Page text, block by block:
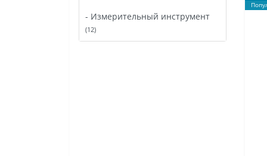
- Измерительный инструмент
(12)